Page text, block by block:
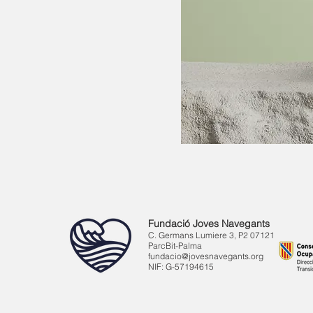
Fundació Joves Navegants
C. Germans Lumiere 3, P2 07121
ParcBit-Palma
fundacio@jovesnavegants.org
NIF: G-57194615